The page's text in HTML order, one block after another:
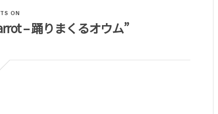
ON
– 踊りまくるオウム”